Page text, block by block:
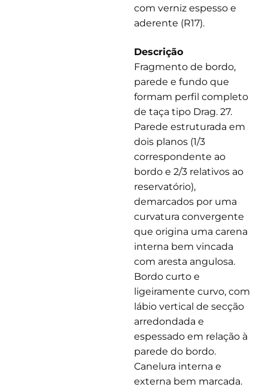
com verniz espesso e
aderente (R17).
Descrição
Fragmento de bordo,
parede e fundo que
formam perfil completo
de taça tipo Drag. 27.
Parede estruturada em
dois planos (1/3
correspondente ao
bordo e 2/3 relativos ao
reservatório),
demarcados por uma
curvatura convergente
que origina uma carena
interna bem vincada
com aresta angulosa.
Bordo curto e
ligeiramente curvo, com
lábio vertical de secção
arredondada e
espessado em relação à
parede do bordo.
Canelura interna e
externa bem marcada.